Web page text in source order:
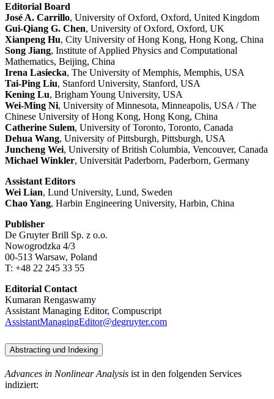
Editorial Board
José A. Carrillo, University of Oxford, Oxford, United Kingdom
Gui-Qiang G. Chen, University of Oxford, Oxford, UK
Xianpeng Hu, City University of Hong Kong, Hong Kong, China
Song Jiang, Institute of Applied Physics and Computational
Mathematics, Beijing, China
Irena Lasiecka, The University of Memphis, Memphis, USA
Tai-Ping Liu, Stanford University, Stanford, USA
Kening Lu, Brigham Young University, USA
Wei-Ming Ni, University of Minnesota, Minneapolis, USA / The
Chinese University of Hong Kong, Hong Kong, China
Catherine Sulem, University of Toronto, Toronto, Canada
Dehua Wang, University of Pittsburgh, Pittsburgh, USA
Juncheng Wei, University of British Columbia, Vencouver, Canada
Michael Winkler, Universität Paderborn, Paderborn, Germany
Assistant Editors
Wei Lian, Lund University, Lund, Sweden
Chao Yang, Harbin Engineering University, Harbin, China
Publisher
De Gruyter Brill Sp. z o.o.
Nowogrodzka 4/3
00-513 Warsaw, Poland
T: +48 22 245 33 55
Editorial Contact
Kumaran Rengaswamy
Assistant Managing Editor, Compuscript
AssistantManagingEditor@degruyter.com
Abstracting und Indexing
Advances in Nonlinear Analysis ist in den folgenden Services
indiziert: